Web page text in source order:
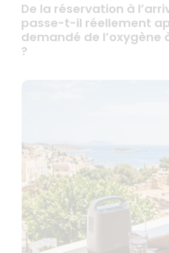
De la réservation à
passe-t-il réellement
demandé de l’oxygène
?